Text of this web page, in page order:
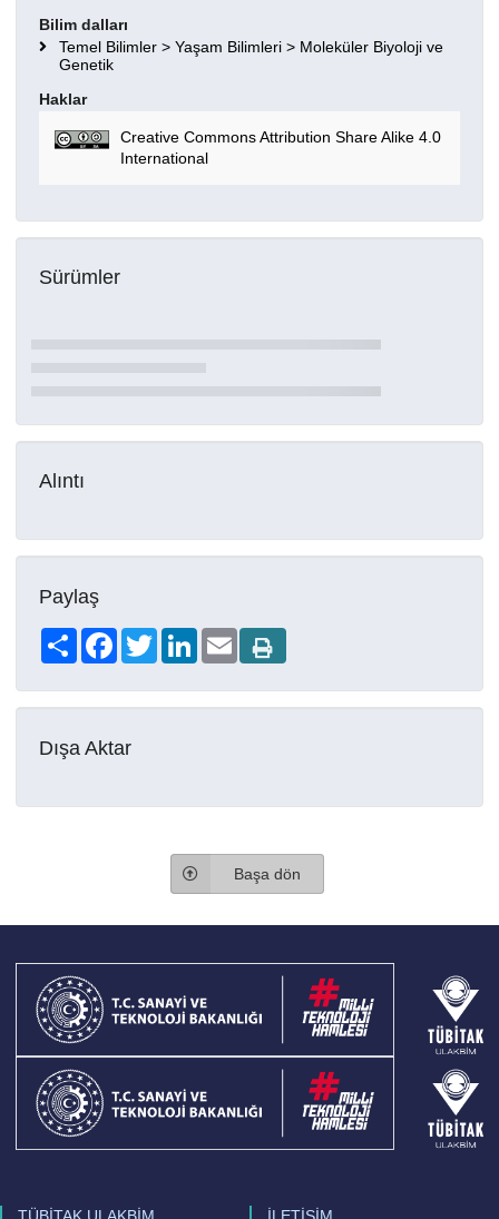
Bilim dalları
Temel Bilimler > Yaşam Bilimleri > Moleküler Biyoloji ve
Genetik
Haklar
Creative Commons Attribution Share Alike 4.0
International
Sürümler
Alıntı
Paylaş
Share FacebookTwitterLinkedIn
Email
Dışa Aktar
Başa dön